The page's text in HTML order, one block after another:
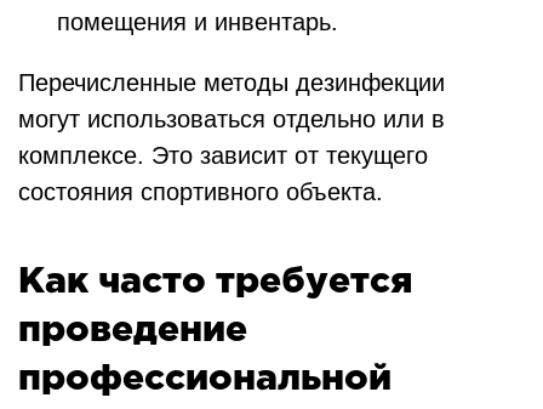
помещения и инвентарь.
Перечисленные методы дезинфекции
могут использоваться отдельно или в
комплексе. Это зависит от текущего
состояния спортивного объекта.
Как часто требуется
проведение
профессиональной